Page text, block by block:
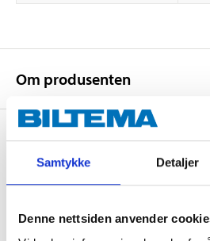
Samtykke Detaljer
Denne nettsiden anvender
Om produsenten
Kjøp &
LES MER